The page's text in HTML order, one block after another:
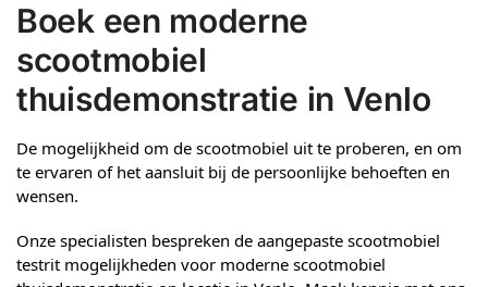
Boek een moderne
scootmobiel
thuisdemonstratie in Venlo
De mogelijkheid om de scootmobiel uit te proberen, en om
te ervaren of het aansluit bij de persoonlijke behoeften en
wensen.
Onze specialisten bespreken de aangepaste scootmobiel
testrit mogelijkheden voor moderne scootmobiel